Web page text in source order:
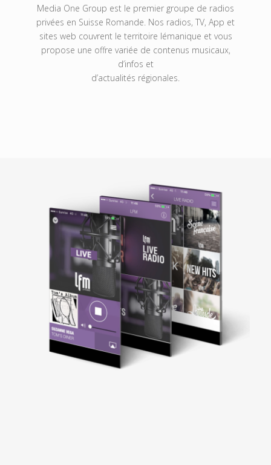
Media One Group est le premier groupe de radios
privées en Suisse Romande. Nos radios, TV, App et
sites web couvrent le territoire lémanique et vous
propose une offre variée de contenus musicaux,
d’infos et
d’actualités régionales.